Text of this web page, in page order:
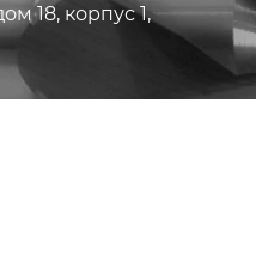
18, корпус 1,